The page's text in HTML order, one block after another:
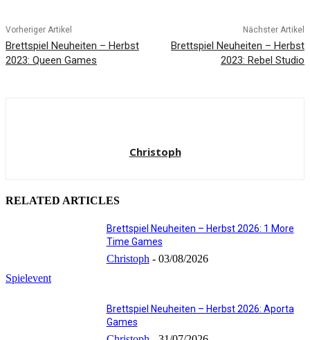
Vorheriger Artikel
Brettspiel Neuheiten – Herbst
2023: Queen Games
Nächster Artikel
Brettspiel Neuheiten – Herbst
2023: Rebel Studio
Christoph
RELATED ARTICLES
Spielevent
Brettspiel Neuheiten – Herbst 2026: 1 More
Time Games
Christoph - 03/08/2026
Brettspiel Neuheiten – Herbst 2026: Aporta
Games